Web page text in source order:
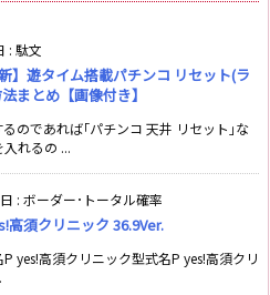
: 駄文
】遊タイム搭載パチンコ リセット(ラ
まとめ【画像付き】
のであれば｢パチンコ 天井 リセット｣な
れるの ...
: ボーダー･トータル確率
高須クリニック 36.9Ver.
yes!高須クリニック型式名P yes!高須クリ